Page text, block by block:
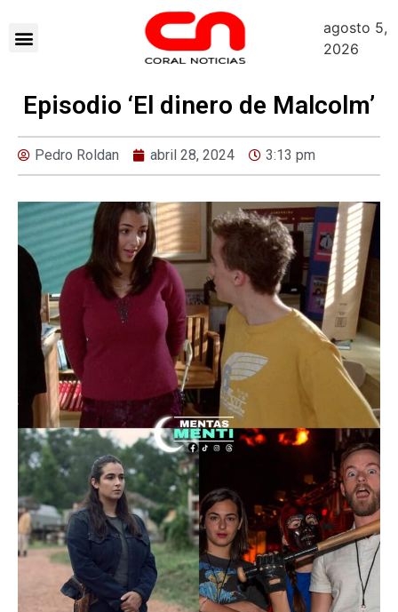
agosto 5,
2026
Episodio ‘El dinero de Malcolm’
Pedro Roldan abril 28, 2024 3:13 pm